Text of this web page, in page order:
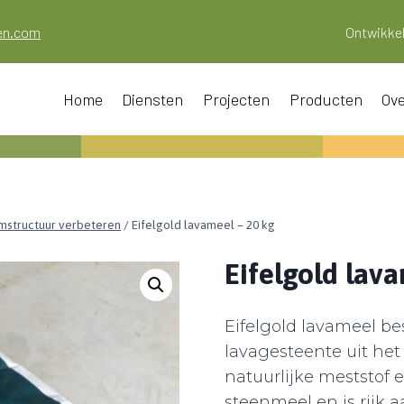
Home Diensten Projecten Producten
verbeteren /Eifelgold lavameel – 20 kg
Eifelgold
Eifelgold lavameel
lavagesteente uit
natuurlijke meststof